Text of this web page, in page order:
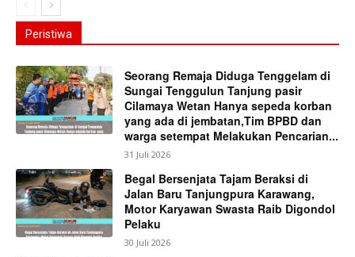
Peristiwa
Seorang Remaja Diduga Tenggelam di
Sungai Tenggulun Tanjung pasir
Cilamaya Wetan Hanya sepeda korban
yang ada di jembatan,Tim BPBD dan
warga setempat Melakukan Pencarian...
31 Juli 2026
Begal Bersenjata Tajam Beraksi di
Jalan Baru Tanjungpura Karawang,
Motor Karyawan Swasta Raib Digondol
Pelaku
30 Juli 2026